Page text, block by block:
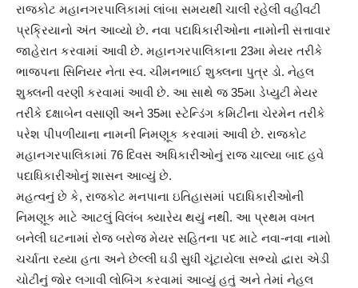
રાજકોટ મહાનગરપાલિકામાં લાંબા સમયથી ચાલી રહેલી વહીવટી
પ્રક્રિયાનો અંત આવ્યો છે. નવા પદાધિકારીઓના નામોની સત્તાવાર
જાહેરાત કરવામાં આવી છે. મહાનગરપાલિકાના 23મા મેયર તરીકે
ભાજપના સિનિયર નેતા સ્વ. ચીમનભાઈ શુક્લના પુત્ર ડો. નેહલ
શુક્લની વરણી કરવામાં આવી છે. આ સાથે જ 35મા ડેપ્યુટી મેયર
તરીકે દક્ષાબેન વસાણી અને 35મા સ્ટેન્ડિંગ કમિટીના ચેરમેન તરીકે
પરેશ પીપળીયાના નામની નિમણૂક કરવામાં આવી છે. રાજકોટ
મહાનગરપાલિકામાં 76 દિવસ અધિકારીઓનું રાજ ચાલ્યા બાદ હવે
પદાધિકારીઓનું શાસન આવ્યું છે.
મહત્વનું છે કે, રાજકોટ મનપાના ઇતિહાસમાં પદાધિકારીઓની
નિમણૂક માટે આટલું વિલંબ ક્યારેય થયું નથી. આ પ્રથમ વખત
બનેલી ઘટનામાં રોજ બરોજ મેયર સહિતના પદ માટે નવા-નવા નામો
ચર્ચાતા રહ્યા હતા અને છેલ્લી ઘડી સુધી ચૂંટાયેલા સભ્યો દ્વારા એડી
ચોટીનું જોર લગાવી લોબિંગ કરવામાં આવ્યું હતું અને તેમાં નેહલ